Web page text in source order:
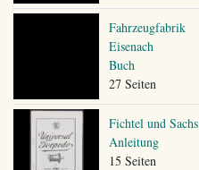
Fahrzeugfabrik
Eisenach
Buch
27 Seiten
Fichtel und Sachs
Anleitung
15 Seiten